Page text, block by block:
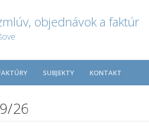
objednávok a faktúr
SUBJEKTY KONTAKT
26